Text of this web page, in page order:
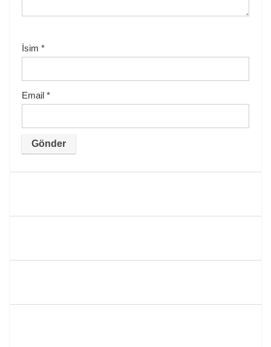
İsim *
Email *